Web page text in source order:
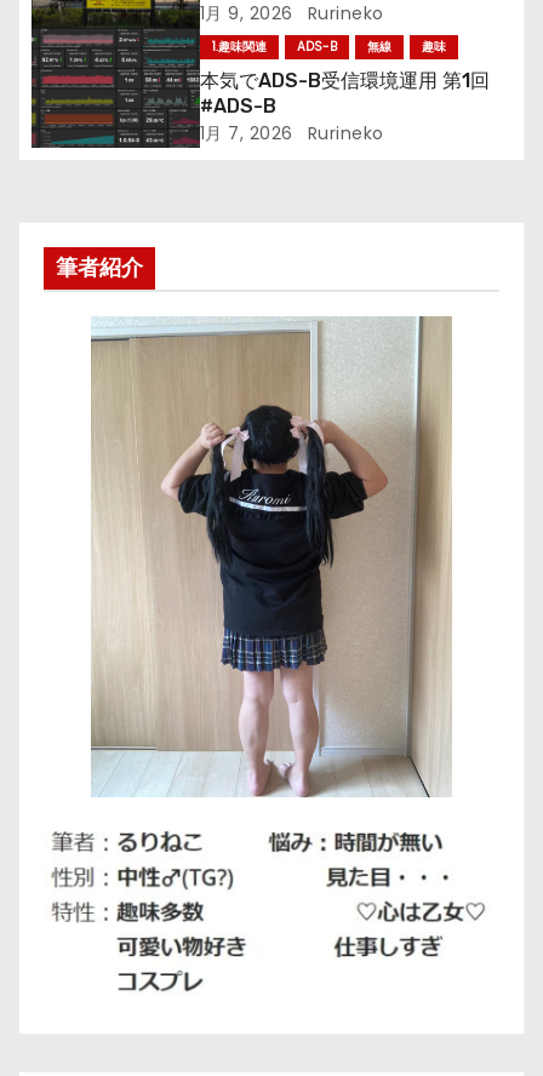
ン
1月 9, 2026 Rurineko
1.趣味関連 ADS-B 無線 趣味
本気でADS-B受信環境運用 第1回
#ADS-B
1月 7, 2026 Rurineko
筆者紹介